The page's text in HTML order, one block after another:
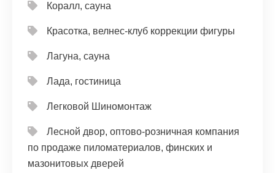
Коралл, сауна
Красотка, велнес-клуб коррекции фигуры
Лагуна, сауна
Лада, гостиница
Легковой Шиномонтаж
Лесной двор, оптово-розничная компания
по продаже пиломатериалов, финских и
мазонитовых дверей